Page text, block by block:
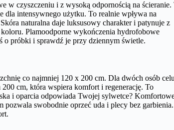
w czyszczeniu i z wysoką odpornością na ścieranie.
intensywnego użytku. To realnie wpływa na
naturalna daje luksusowy charakter i patynuje z
Plamoodporne wykończenia hydrofobowe
o próbki i sprawdź je przy dziennym świetle.
co najmniej 120 x 200 cm. Dla dwóch osób
cm, która wspiera komfort i regenerację. To
i oparcia odpowiada Twojej sylwetce?
pozwala swobodnie oprzeć uda i plecy bez garbienia.